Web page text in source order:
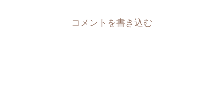
コメントを書き込む